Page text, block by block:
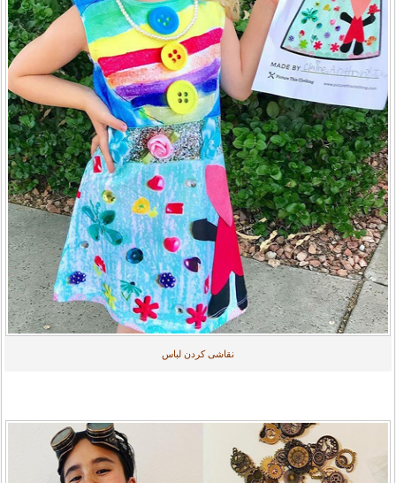
نقاشی کردن لباس